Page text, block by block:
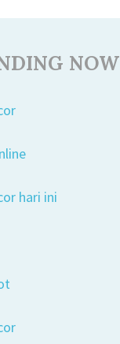
NOW
hari ini